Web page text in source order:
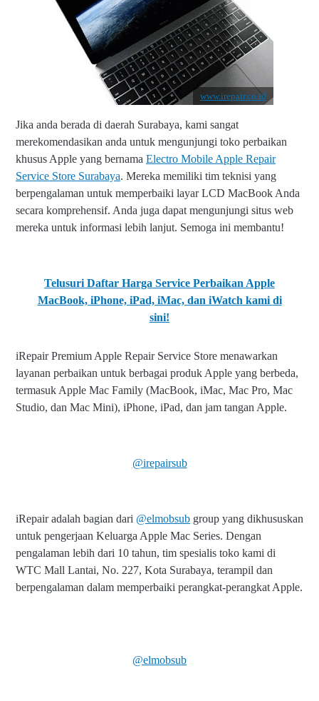
www.irepair.co.id
Jika anda berada di daerah Surabaya, kami sangat
merekomendasikan anda untuk mengunjungi toko perbaikan
khusus Apple yang bernama Electro Mobile Apple Repair
Service Store Surabaya. Mereka memiliki tim teknisi yang
berpengalaman untuk memperbaiki layar LCD MacBook Anda
secara komprehensif. Anda juga dapat mengunjungi situs web
mereka untuk informasi lebih lanjut. Semoga ini membantu!
Telusuri Daftar Harga Service Perbaikan Apple
MacBook, iPhone, iPad, iMac, dan iWatch kami di
sini!
iRepair Premium Apple Repair Service Store menawarkan
layanan perbaikan untuk berbagai produk Apple yang berbeda,
termasuk Apple Mac Family (MacBook, iMac, Mac Pro, Mac
Studio, dan Mac Mini), iPhone, iPad, dan jam tangan Apple.
@irepairsub
iRepair adalah bagian dari @elmobsub group yang dikhususkan
untuk pengerjaan Keluarga Apple Mac Series. Dengan
pengalaman lebih dari 10 tahun, tim spesialis toko kami di
WTC Mall Lantai, No. 227, Kota Surabaya, terampil dan
berpengalaman dalam memperbaiki perangkat-perangkat Apple.
@elmobsub